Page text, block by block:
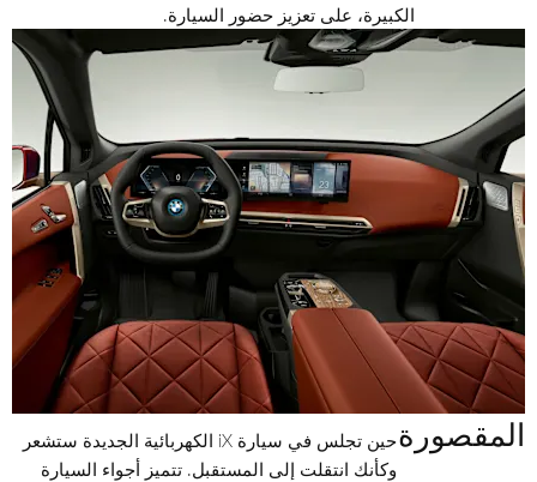
الكبيرة، على تعزيز حضور السيارة.
المقصورة
حين تجلس في سيارة iX الكهربائية الجديدة ستشعر
وكأنك انتقلت إلى المستقبل. تتميز أجواء السيارة